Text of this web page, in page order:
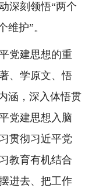
深刻领悟“两个
护”。
党建思想的重
、学原文、悟
涵，深入体悟贯
党建思想入脑
贯彻习近平党
教育有机结合
进去、把工作